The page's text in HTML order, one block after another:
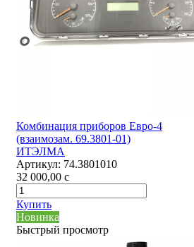
Комбинация приборов Евро-4
(взаимозам. 69.3801-01)
ИТЭЛМА
Артикул: 74.3801010
32 000,00 c
Купить
Новинка
Быстрый просмотр